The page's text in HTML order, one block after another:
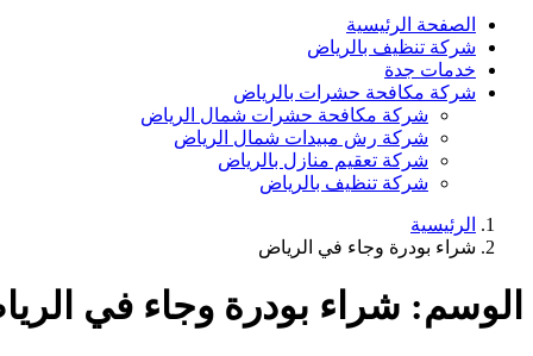
الصفحة الرئيسية
شركة تنظيف بالرياض
خدمات جدة
شركة مكافحة حشرات بالرياض
شركة مكافحة حشرات شمال الرياض
شركة رش مبيدات شمال الرياض
شركة تعقيم منازل بالرياض
شركة تنظيف بالرياض
الرئيسية
شراء بودرة وجاء في الرياض
الوسم: شراء بودرة وجاء في